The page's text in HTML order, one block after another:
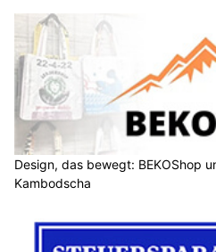
Design, das bewegt: BEKOShop
Kambodscha